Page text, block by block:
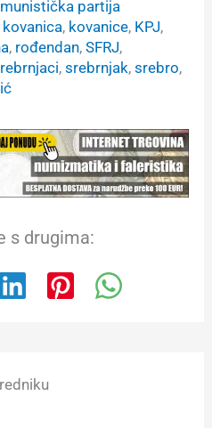
partija
kovanica, kovanice, KPJ
, rođendan, SFRJ
, srebrnjak, srebro
s drugima: